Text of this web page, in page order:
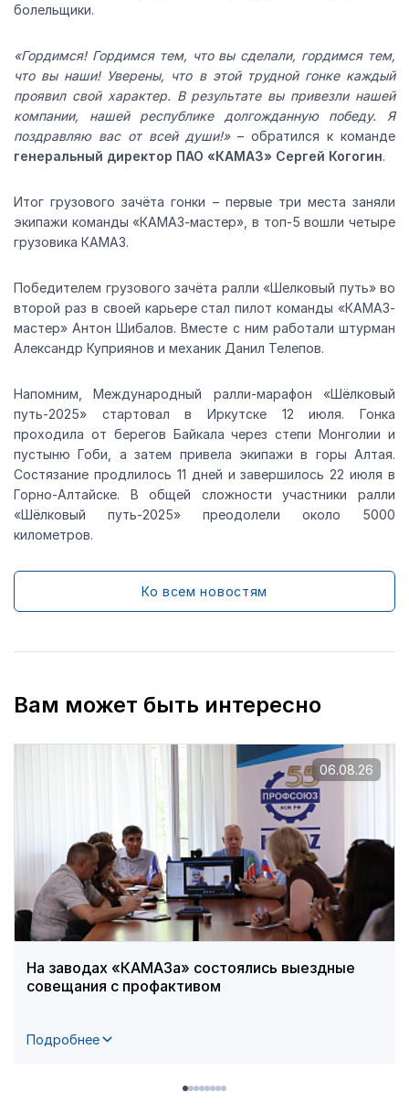
болельщики.
«Гордимся! Гордимся тем, что вы сделали, гордимся тем,
что вы наши! Уверены, что в этой трудной гонке каждый
проявил свой характер. В результате вы привезли нашей
компании, нашей республике долгожданную победу. Я
поздравляю вас от всей души!»– обратился к команде
генеральный директор ПАО «КАМАЗ» Сергей Когогин.
Итог грузового зачёта гонки – первые три места заняли
экипажи команды «КАМАЗ-мастер», в топ-5 вошли четыре
грузовика КАМАЗ.
Победителем грузового зачёта ралли «Шелковый путь» во
второй раз в своей карьере стал пилот команды «КАМАЗ-
мастер» Антон Шибалов. Вместе с ним работали штурман
Александр Куприянов и механик Данил Телепов.
Напомним, Международный ралли-марафон «Шёлковый
путь-2025» стартовал в Иркутске 12 июля. Гонка
проходила от берегов Байкала через степи Монголии и
пустыню Гоби, а затем привела экипажи в горы Алтая.
Состязание продлилось 11 дней и завершилось 22 июля в
Горно-Алтайске. В общей сложности участники ралли
«Шёлковый путь-2025» преодолели около 5000
километров.
Ко всем новостям
Вам может быть интересно
На заводах «КАМАЗа» состоялись выездные
совещания с профактивом
Подробнее
06.08.26